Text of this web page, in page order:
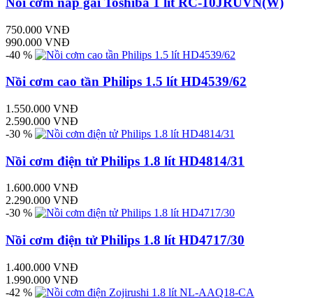
750.000 VNĐ
990.000 VNĐ
-40 %
Nồi cơm cao tần Philips 1.5 lít HD4539/62
1.550.000 VNĐ
2.590.000 VNĐ
-30 %
Nồi cơm điện tử Philips 1.8 lít HD4814/31
1.600.000 VNĐ
2.290.000 VNĐ
-30 %
Nồi cơm điện tử Philips 1.8 lít HD4717/30
1.400.000 VNĐ
1.990.000 VNĐ
-42 %